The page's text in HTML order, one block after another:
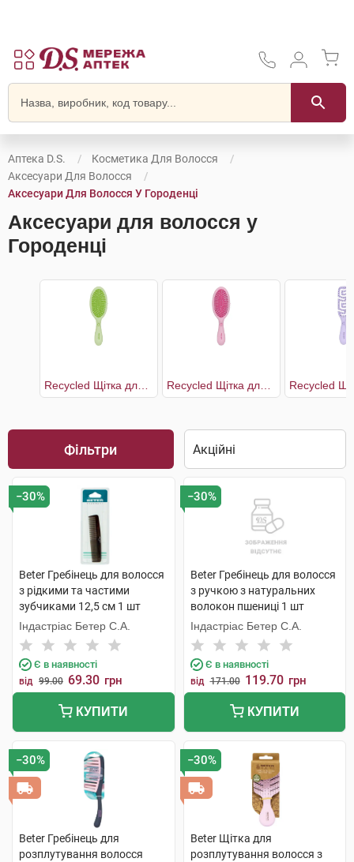
Аптека D.S.
Косметика Для Волосся
Аксесуари Для Волосся
Аксесуари Для Волосся У Городенці
Аксесуари для волосся у
Городенці
Фільтри
−30%
Beter Гребінець для волосся
з рідкими та частими
зубчиками 12,5 см 1 шт
Індастріас Бетер С.А.
Є в наявності
від 99.00 69.30 грн
КУПИТИ
−30%
Beter Гребінець для волосся
з ручкою з натуральних
волокон пшениці 1 шт
Індастріас Бетер С.А.
Є в наявності
від 171.00 119.70 грн
КУПИТИ
−30%
Beter Гребінець для
розплутування волосся
−30%
Beter Щітка для
розплутування волосся з